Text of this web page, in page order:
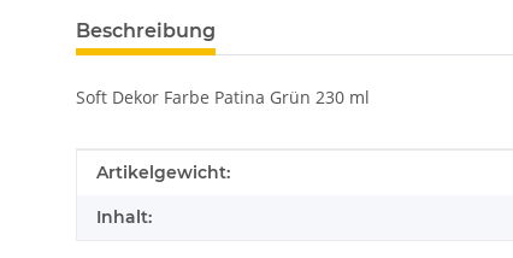
Beschreibung
Soft Dekor Farbe Patina Grün 230 ml
Produkteigenschaft
Wert
Artikelgewicht:
Inhalt: